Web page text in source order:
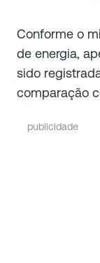
Conforme o
de energia,
sido
comparação
publicidade